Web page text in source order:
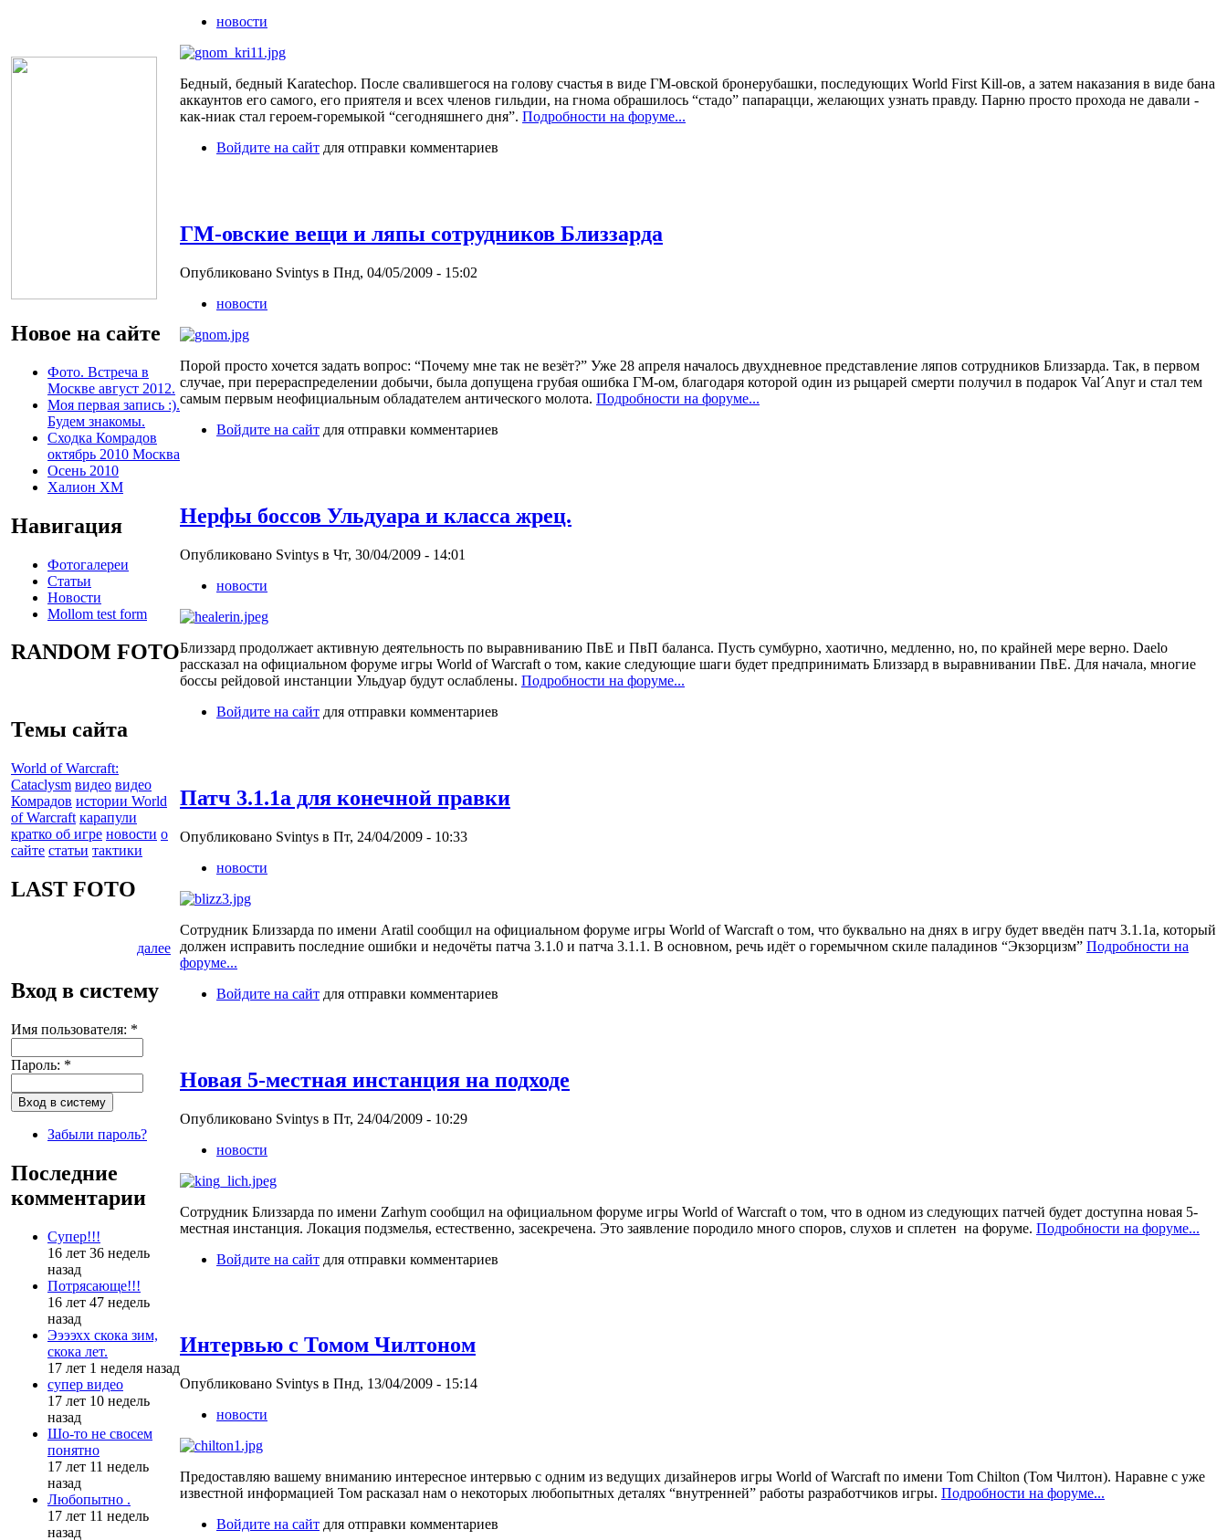
Новое на сайте
Фото. Встреча в
Москве август 2012.
Моя первая запись :).
Будем знакомы.
Сходка Комрадов
октябрь 2010 Москва
Осень 2010
Халион ХМ
Навигация
Фотогалереи
Статьи
Новости
Mollom test form
RANDOM FOTO
Темы сайта
World of Warcraft:
Cataclysm видео видео
Комрадов истории World
of Warcraft карапули
кратко об игре новости о
сайте статьи тактики
LAST FOTO
далее
Вход в систему
Имя пользователя: *
Пароль: *
Забыли пароль?
Последние
комментарии
Супер!!!
16 лет 36 недель
назад
Потрясающе!!!
16 лет 47 недель
назад
Ээээхх скока зим,
скока лет.
17 лет 1 неделя назад
супер видео
17 лет 10 недель
назад
Шо-то не свосем
понятно
17 лет 11 недель
назад
Любопытно .
17 лет 11 недель
назад
новости
Бедный, бедный Karatechop. После свалившегося на голову счастья в виде ГМ-овской бронерубашки, последующих World First Kill-ов, а затем наказания в виде бана
аккаунтов его самого, его приятеля и всех членов гильдии, на гнома обрашилось “стадо” папарацци, желающих узнать правду. Парню просто прохода не давали -
как-ниак стал героем-горемыкой “сегодняшнего дня”. Подробности на форуме...
Войдите на сайт для отправки комментариев
ГМ-овские вещи и ляпы сотрудников Близзарда
Опубликовано Svintys в Пнд, 04/05/2009 - 15:02
новости
Порой просто хочется задать вопрос: “Почему мне так не везёт?” Уже 28 апреля началось двухдневное представление ляпов сотрудников Близзарда. Так, в первом
случае, при перераспределении добычи, была допущена грубая ошибка ГМ-ом, благодаря которой один из рыцарей смерти получил в подарок Val´Anyr и стал тем
самым первым неофициальным обладателем антического молота. Подробности на форуме...
Войдите на сайт для отправки комментариев
Нерфы боссов Ульдуара и класса жрец.
Опубликовано Svintys в Чт, 30/04/2009 - 14:01
новости
Близзард продолжает активную деятельность по выравниванию ПвЕ и ПвП баланса. Пусть сумбурно, хаотично, медленно, но, по крайней мере верно. Daelo
рассказал на официальном форуме игры World of Warcraft о том, какие следующие шаги будет предпринимать Близзард в выравнивании ПвЕ. Для начала, многие
боссы рейдовой инстанции Ульдуар будут ослаблены. Подробности на форуме...
Войдите на сайт для отправки комментариев
Патч 3.1.1а для конечной правки
Опубликовано Svintys в Пт, 24/04/2009 - 10:33
новости
Сотрудник Близзарда по имени Aratil сообщил на официальном форуме игры World of Warcraft о том, что буквально на днях в игру будет введён патч 3.1.1а, который
должен исправить последние ошибки и недочёты патча 3.1.0 и патча 3.1.1. В основном, речь идёт о горемычном скиле паладинов “Экзорцизм” Подробности на
форуме...
Войдите на сайт для отправки комментариев
Новая 5-местная инстанция на подходе
Опубликовано Svintys в Пт, 24/04/2009 - 10:29
новости
Сотрудник Близзарда по имени Zarhym сообщил на официальном форуме игры World of Warcraft о том, что в одном из следующих патчей будет доступна новая 5-
местная инстанция. Локация подзмелья, естественно, засекречена. Это заявление породило много споров, слухов и сплетен на форуме. Подробности на форуме...
Войдите на сайт для отправки комментариев
Интервью с Томом Чилтоном
Опубликовано Svintys в Пнд, 13/04/2009 - 15:14
новости
Предоставляю вашему вниманию интересное интервью с одним из ведущих дизайнеров игры World of Warcraft по имени Tom Chilton (Том Чилтон). Наравне с уже
известной информацией Том расказал нам о некоторых любопытных деталях “внутренней” работы разработчиков игры. Подробности на форуме...
Войдите на сайт для отправки комментариев